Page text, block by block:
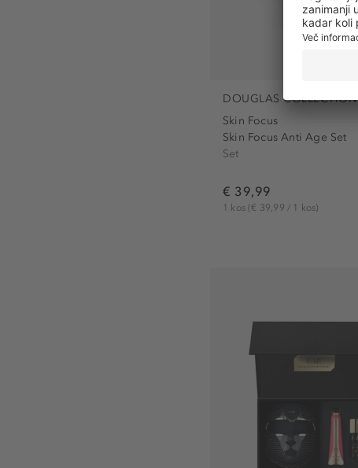
DOUGLAS COLLECTION
Skin Focus
Skin Focus Anti Age Set
Set
€ 39,99
1 kos(€ 39,99 / 1 kos)